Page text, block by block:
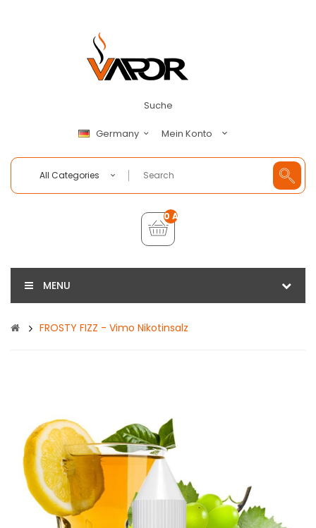
Suche
Germany Mein Konto
All Categories
0 Artikel - €0,00
MENU
FROSTY FIZZ - Vimo Nikotinsalz